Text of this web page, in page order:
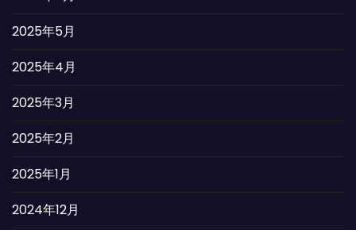
2025年5月
2025年4月
2025年3月
2025年2月
2025年1月
2024年12月